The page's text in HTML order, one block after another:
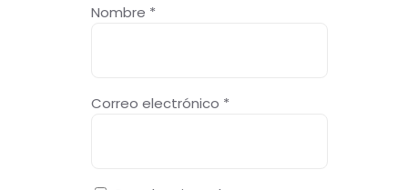
Nombre *
Correo electrónico *